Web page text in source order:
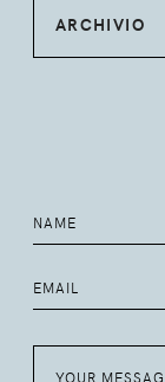
ARCHIVIO